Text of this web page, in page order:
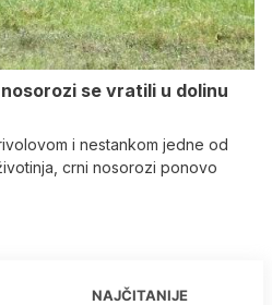
se vratili u dolinu
i nestankom jedne od
crni nosorozi ponovo
NAJČITANIJE